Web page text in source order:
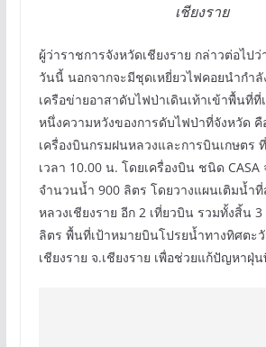
เชียงราย
ผู้ว่าราชการจังหวัดเชียงราย กล่าวต่อไป
วันนี้ นอกจากจะมีชุดเหยี่ยวไฟคอยนำกำลั
เครือข่ายอาสาดับไฟป่าเดินเท้าเข้าพื้นที่ที่
หนึ่งความหวังของการดับไฟป่าที่จังหวัด
เครื่องบินกรมฝนหลวงและการบินเกษตร
เวลา 10.00 น. โดยเครื่องบิน ชนิด
จำนวนน้ำ 900 ลิตร โดยวางแผนเติมน้ำ
หลวงเชียงราย อีก 2 เที่ยวบิน รวมทั้งสิ้น
ลิตร พื้นที่เป้าหมายบินโปรยน้ำทางทิศตะ
เชียงราย จ.เชียงราย เพื่อช่วยแก้ปัญหาฝุ่